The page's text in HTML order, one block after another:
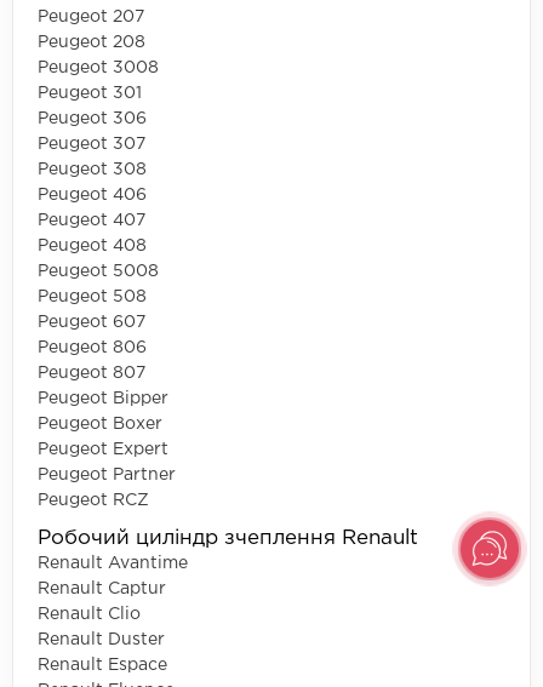
Peugeot 207
Peugeot 208
Peugeot 3008
Peugeot 301
Peugeot 306
Peugeot 307
Peugeot 308
Peugeot 406
Peugeot 407
Peugeot 408
Peugeot 5008
Peugeot 508
Peugeot 607
Peugeot 806
Peugeot 807
Peugeot Bipper
Peugeot Boxer
Peugeot Expert
Peugeot Partner
Peugeot RCZ
Робочий циліндр зчеплення Renault
Renault Avantime
Renault Captur
Renault Clio
Renault Duster
Renault Espace